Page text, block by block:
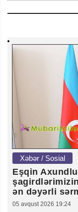
Xəbər / Sosial
Eşqin
ən dəyərli
05 avqust 2026 19:24